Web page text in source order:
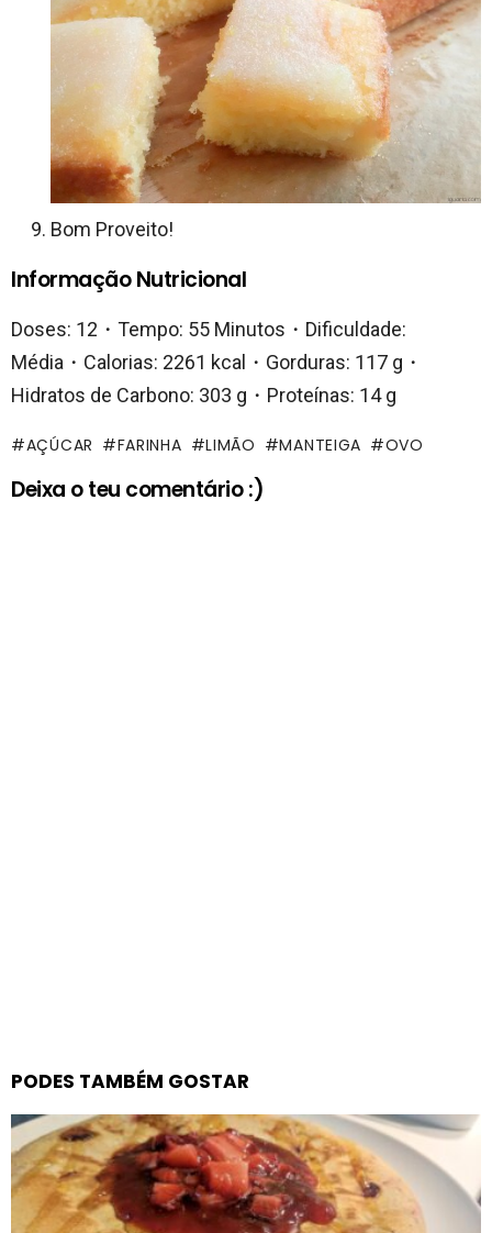
Bom Proveito!
Informação Nutricional
Doses: 12・Tempo: 55 Minutos・Dificuldade:
Média・Calorias: 2261 kcal・Gorduras: 117 g・
Hidratos de Carbono: 303 g・Proteínas: 14 g
AÇÚCAR FARINHA LIMÃO MANTEIGA OVO
Deixa o teu comentário :)
PODES TAMBÉM GOSTAR